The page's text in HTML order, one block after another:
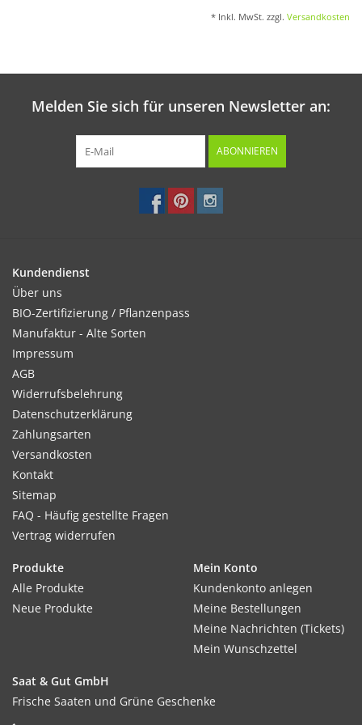
* Inkl. MwSt. zzgl. Versandkosten
Melden Sie sich für unseren Newsletter an:
ABONNIEREN
Kundendienst
Über uns
BIO-Zertifizierung / Pflanzenpass
Manufaktur - Alte Sorten
Impressum
AGB
Widerrufsbelehrung
Datenschutzerklärung
Zahlungsarten
Versandkosten
Kontakt
Sitemap
FAQ - Häufig gestellte Fragen
Vertrag widerrufen
Produkte
Alle Produkte
Neue Produkte
Mein Konto
Kundenkonto anlegen
Meine Bestellungen
Meine Nachrichten (Tickets)
Mein Wunschzettel
Saat & Gut GmbH
Frische Saaten und Grüne Geschenke